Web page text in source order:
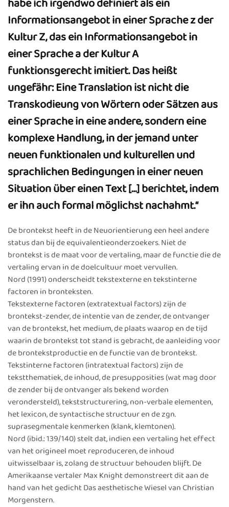
Informationsangebot in einer Sprache z der
Kultur Z, das ein Informationsangebot in
einer Sprache a der Kultur A
funktionsgerecht imitiert. Das heißt
ungefähr: Eine Translation ist nicht die
Transkodieung von Wörtern oder Sätzen aus
einer Sprache in eine andere, sondern eine
komplexe Handlung, in der jemand unter
neuen funktionalen und kulturellen und
sprachlichen Bedingungen in einer neuen
Situation über einen Text […] berichtet, indem
er ihn auch formal möglichst nachahmt.“
De brontekst heeft in de Neuorientierung een heel andere
status dan bij de equivalentieonderzoekers. Niet de
brontekst is de maat voor de vertaling, maar de functie die de
vertaling ervan in de doelcultuur moet vervullen.
Nord (1991) onderscheidt tekstexterne en tekstinterne
factoren in bronteksten.
Tekstexterne factoren (extratextual factors) zijn de
brontekst-zender, de intentie van de zender, de ontvanger
van de brontekst, het medium, de plaats waarop en de tijd
waarin de brontekst tot stand is gebracht, de aanleiding voor
de brontekstproductie en de functie van de brontekst.
Tekstinterne factoren (intratextual factors) zijn de
tekstthematiek, de inhoud, de presupposities (wat mag door
de zender bij de ontvanger als bekend worden
verondersteld), tekststructurering, non-verbale elementen,
het lexicon, de syntactische structuur en de zgn.
suprasegmentale kenmerken (klank, klemtonen).
Nord (ibid.: 139/140) stelt dat, indien een vertaling het effect
van het origineel moet reproduceren, de inhoud
uitwisselbaar is, zolang de structuur behouden blijft. De
Amerikaanse vertaler Max Knight demonstreert dit aan de
hand van het gedicht Das aesthetische Wiesel van Christian
Morgenstern.